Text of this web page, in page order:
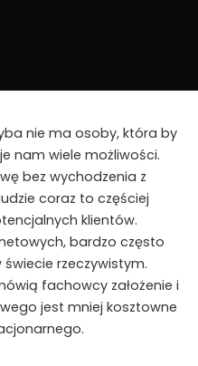
nie ma osoby, która by
nam wiele możliwości.
bez wychodzenia z
coraz to częściej
klientów.
bardzo często
rzeczywistym.
fachowcy założenie i
jest mniej kosztowne